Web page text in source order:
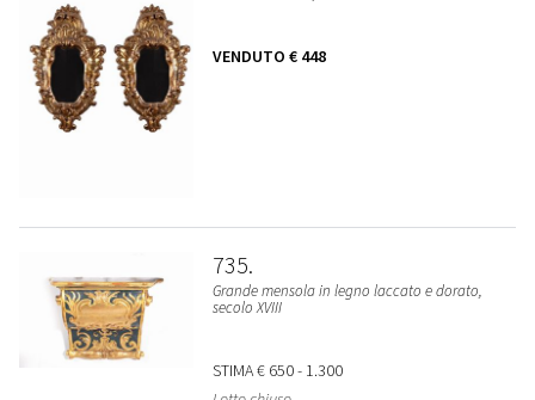
VENDUTO € 448
735
Grande mensola in legno laccato e dorato,
secolo XVIII
STIMA€ 650 - 1.300